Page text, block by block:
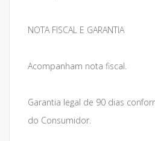
NOTA FISCAL E GARANTIA
Acompanham nota fiscal.
Garantia legal de 90 dias
do Consumidor.